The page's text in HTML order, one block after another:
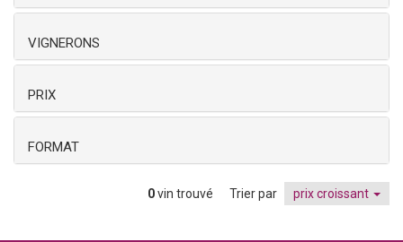
VIGNERONS
PRIX
FORMAT
0vin trouvé Trier par prix croissant